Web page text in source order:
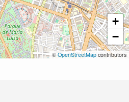
+
−
© OpenStreetMap contributors